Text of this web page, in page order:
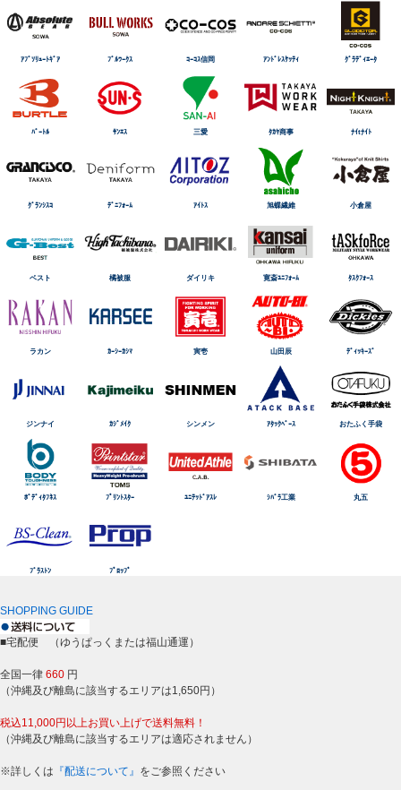
ｱﾌﾞｿﾘｭｰﾄｷﾞｱ ﾌﾞﾙﾜｰｸｽ ｺｰｺｽ信岡 ｱﾝﾄﾞﾚｽｹｯﾃｨ ｸﾞﾗﾃﾞｨｴｰﾀ
ﾊﾞｰﾄﾙ ｻﾝｴｽ 三愛 ﾀｶﾔ商事 ﾅｲtﾅｲﾄ
ｸﾞﾗﾝｼｽｺ ﾃﾞﾆﾌｫｰﾑ ｱｲﾄｽ 旭蝶繊維 小倉屋
ベスト 橘被服 ダイリキ 寛斎ﾕﾆﾌｫｰﾑ ﾀｽｸﾌｫｰｽ
ラカン ｶｰｼｰｶｼﾏ 寅壱 山田辰 ﾃﾞｨｯｷｰｽﾞ
ジンナイ ｶｼﾞﾒｲｸ シンメン ｱﾀｯｸﾍﾞｰｽ おたふく手袋
ﾎﾞﾃﾞｨﾀﾌﾈｽ ﾌﾟﾘﾝﾄｽﾀｰ ﾕﾆﾃｯﾄﾞｱｽﾚ ｼﾊﾞﾗ工業 丸五
ﾌﾞﾗｽﾄﾝ ﾌﾟﾛｯﾌﾟ
SHOPPING GUIDE
■宅配便 （ゆうぱっくまたは福山通運）
全国一律 660 円
（沖縄及び離島に該当するエリアは1,650円）
税込11,000円以上お買い上げで送料無料！
（沖縄及び離島に該当するエリアは適応されません）
※詳しくは 『配送について』 をご参照ください